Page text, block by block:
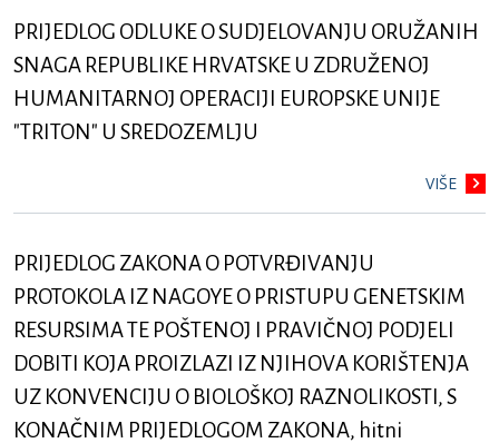
PRIJEDLOG ODLUKE O SUDJELOVANJU ORUŽANIH
SNAGA REPUBLIKE HRVATSKE U ZDRUŽENOJ
HUMANITARNOJ OPERACIJI EUROPSKE UNIJE
"TRITON" U SREDOZEMLJU
VIŠE
PRIJEDLOG ZAKONA O POTVRĐIVANJU
PROTOKOLA IZ NAGOYE O PRISTUPU GENETSKIM
RESURSIMA TE POŠTENOJ I PRAVIČNOJ PODJELI
DOBITI KOJA PROIZLAZI IZ NJIHOVA KORIŠTENJA
UZ KONVENCIJU O BIOLOŠKOJ RAZNOLIKOSTI, S
KONAČNIM PRIJEDLOGOM ZAKONA, hitni